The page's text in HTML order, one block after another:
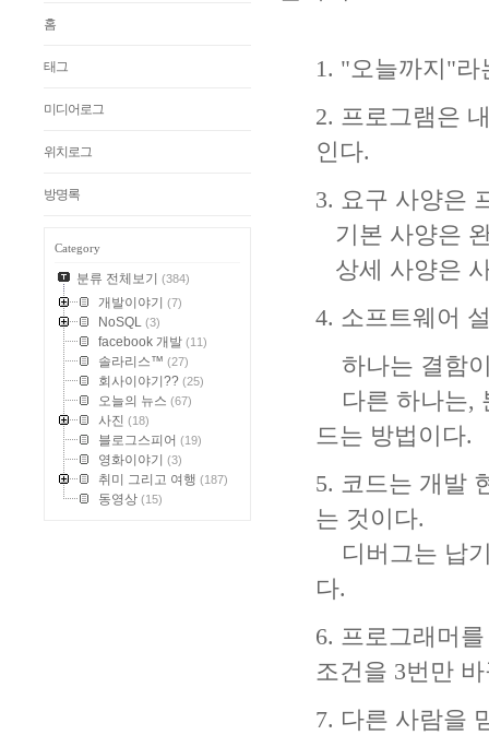
홈
태그
미디어로그
위치로그
방명록
Category
분류 전체보기 (384)
개발이야기 (7)
NoSQL (3)
facebook 개발 (11)
솔라리스™ (27)
회사이야기?? (25)
오늘의 뉴스 (67)
사진 (18)
블로그스피어 (19)
영화이야기 (3)
취미 그리고 여행 (187)
동영상 (15)
1. "오늘까지"
2. 프로그램은
인다.
3. 요구 사양은
기본 사양은
상세 사양은
4. 소프트웨어
하나는 결함
다른 하나는,
드는 방법이다.
5. 코드는 개발
는 것이다.
디버그는 납
다.
6. 프로그래머
조건을 3번만
7. 다른 사람을